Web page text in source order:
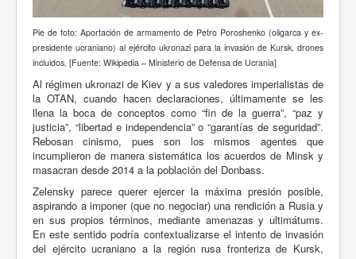
Pie de foto: Aportación de armamento de Petro Poroshenko (oligarca y ex-
presidente ucraniano) al ejército ukronazi para la invasión de Kursk, drones
incluidos. [Fuente: Wikipedia – Ministerio de Defensa de Ucrania]
Al régimen ukronazi de Kiev y a sus valedores imperialistas de
la OTAN, cuando hacen declaraciones, últimamente se les
llena la boca de conceptos como “fin de la guerra”, “paz y
justicia”, “libertad e independencia” o “garantías de seguridad”.
Rebosan cinismo, pues son los mismos agentes que
incumplieron de manera sistemática los acuerdos de Minsk y
masacran desde 2014 a la población del Donbass.
Zelensky parece querer ejercer la máxima presión posible,
aspirando a imponer (que no negociar) una rendición a Rusia y
en sus propios términos, mediante amenazas y ultimátums.
En este sentido podría contextualizarse el intento de invasión
del ejército ucraniano a la región rusa fronteriza de Kursk,